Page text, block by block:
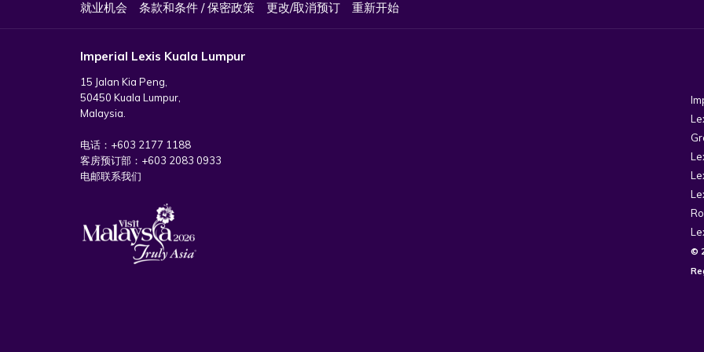
就业机会 条款和条件 / 保密政策 更改/取消预订 重新开始
©
Imperial Lexis Kuala Lumpur
15 Jalan Kia Peng,
50450 Kuala Lumpur,
Malaysia.
电话： +603 2177 1188
客房预订部： +603 2083 0933
电邮联系我们